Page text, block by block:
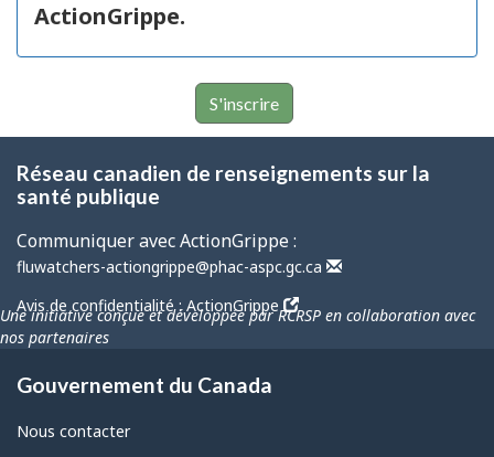
ActionGrippe.
S'inscrire
Réseau canadien de renseignements sur la
santé publique
Communiquer avec ActionGrippe :
fluwatchers-actiongrippe@phac-aspc.gc.ca
Avis de confidentialité : ActionGrippe
Une initiative conçue et développée par RCRSP en collaboration avec
nos partenaires
Gouvernement du Canada
Nous contacter